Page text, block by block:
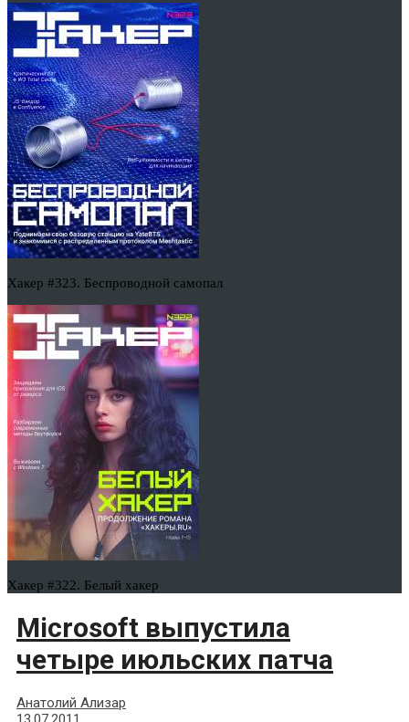
Хакер #323. Беспроводной самопал
Хакер #322. Белый хакер
Microsoft выпустила
четыре июльских патча
Анатолий Ализар